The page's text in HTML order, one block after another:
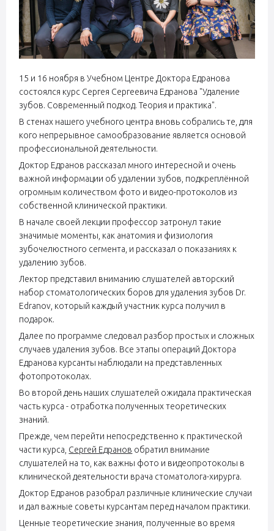
15 и 16 ноября в Учебном Центре Доктора Едранова
состоялся курс Сергея Сергеевича Едранова "Удаление
зубов. Современный подход. Теория и практика".
В стенах нашего учебного центра вновь собрались те, для
кого непрерывное самообразование является основой
профессиональной деятельности.
Доктор Едранов рассказал много интересной и очень
важной информации об удалении зубов, подкреплённой
огромным количеством фото и видео-протоколов из
собственной клинической практики.
В начале своей лекции профессор затронул такие
значимые моменты, как анатомия и физиология
зубочелюстного сегмента, и рассказал о показаниях к
удалению зубов.
Лектор представил вниманию слушателей авторский
набор стоматологических боров для удаления зубов Dr.
Edranov, который каждый участник курса получил в
подарок.
Далее по программе следовал разбор простых и сложных
случаев удаления зубов. Все этапы операций Доктора
Едранова курсанты наблюдали на представленных
фотопротоколах.
Во второй день наших слушателей ожидала практическая
часть курса - отработка полученных теоретических
знаний.
Прежде, чем перейти непосредственно к практической
части курса, Сергей Едранов обратил внимание
слушателей на то, как важны фото и видеопротоколы в
клинической деятельности врача стоматолога-хирурга.
Доктор Едранов разобрал различные клинические случаи
и дал важные советы курсантам перед началом практики.
Ценные теоретические знания, полученные во время